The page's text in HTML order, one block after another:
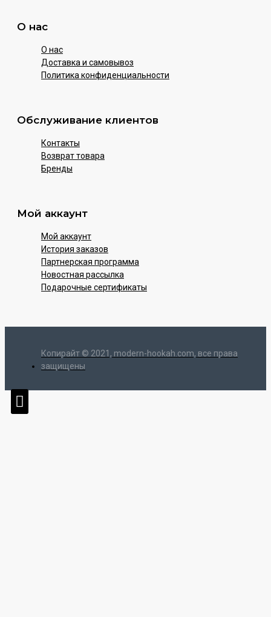
О нас
О нас
Доставка и самовывоз
Политика конфиденциальности
Обслуживание клиентов
Контакты
Возврат товара
Бренды
Мой аккаунт
Мой аккаунт
История заказов
Партнерская программа
Новостная рассылка
Подарочные сертификаты
Копирайт © 2021, modern-hookah.com, все права
защищены